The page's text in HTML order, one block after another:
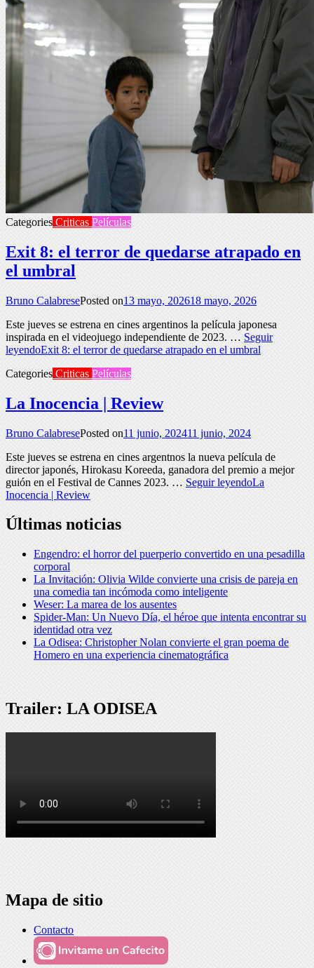
Categories Criticas Películas
Exit 8: el terror de quedarse atrapado en
el umbral
Bruno CalabresePosted on13 mayo, 202618 mayo, 2026
Este jueves se estrena en cines argentinos la película japonesa
inspirada en el videojuego independiente de 2023. … Seguir
leyendoExit 8: el terror de quedarse atrapado en el umbral
Categories Criticas Películas
La Inocencia | Review
Bruno CalabresePosted on11 junio, 202411 junio, 2024
Este jueves se estrena en cines argentnos la nueva película de
director japonés, Hirokasu Koreeda, ganadora del premio a mejor
guión en el Festival de Cannes 2023. … Seguir leyendoLa
Inocencia | Review
Últimas noticias
Engendro: el horror del puerperio convertido en una pesadilla
corporal
La Invitación: Olivia Wilde convierte una crisis de pareja en
una comedia tan incómoda como inteligente
Weser: La marea de los ausentes
Spider-Man: Un Nuevo Día, el héroe que intenta encontrar su
identidad otra vez
La Odisea: Christopher Nolan convierte el gran poema de
Homero en una experiencia cinematográfica
Trailer: LA ODISEA
Mapa de sitio
Contacto